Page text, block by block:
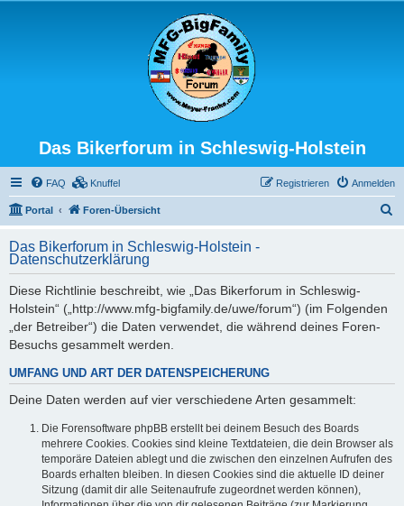
Das Bikerforum in Schleswig-Holstein
FAQ Knuffel Anmelden
Registrieren
Portal Foren-Übersicht
h
Das Bikerforum in Schleswig-Holstein -
Datenschutzerklärung
Diese Richtlinie beschreibt, wie „Das Bikerforum in Schleswig-
Holstein“ („http://www.mfg-bigfamily.de/uwe/forum“) (im Folgenden
„der Betreiber“) die Daten verwendet, die während deines Foren-
Besuchs gesammelt werden.
UMFANG UND ART DER DATENSPEICHERUNG
Deine Daten werden auf vier verschiedene Arten gesammelt:
Die Forensoftware phpBB erstellt bei deinem Besuch des Boards
mehrere Cookies. Cookies sind kleine Textdateien, die dein Browser als
temporäre Dateien ablegt und die zwischen den einzelnen Aufrufen des
Boards erhalten bleiben. In diesen Cookies sind die aktuelle ID deiner
Sitzung (damit dir alle Seitenaufrufe zugeordnet werden können),